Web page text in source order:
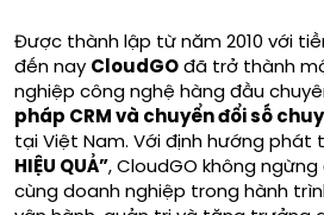
Được thành lập từ năm 2010 với
đến nay CloudGOđã trở thành
nghiệp công nghệ hàng đầu
pháp CRM và chuyển đổi số
tại Việt Nam. Với định hướng phát
HIỆU QUẢ”, CloudGO không
cùng doanh nghiệp trong hành